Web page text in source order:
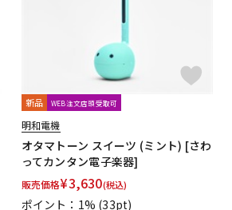
新品 WEB注文店頭受取可
明和電機
オタマトーン スイーツ (ミント) [さわ
ってカンタン電子楽器]
販売価格¥3,630(税込)
ポイント：1% (33pt)